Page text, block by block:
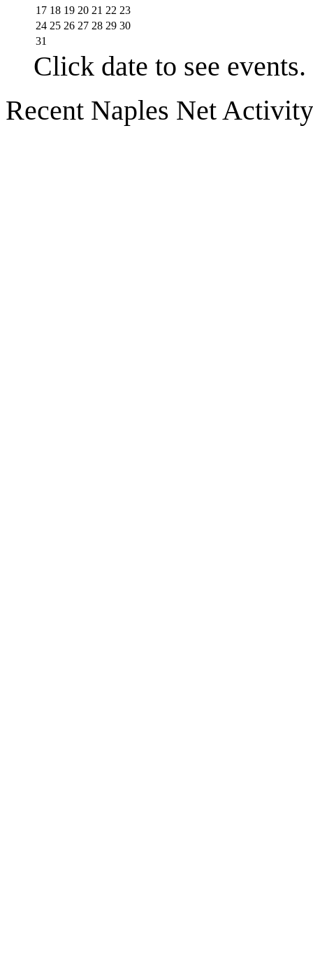
17 18 19 20 21 22 23
24 25 26 27 28 29 30
31
Click date to see events.
Recent Naples Net Activity